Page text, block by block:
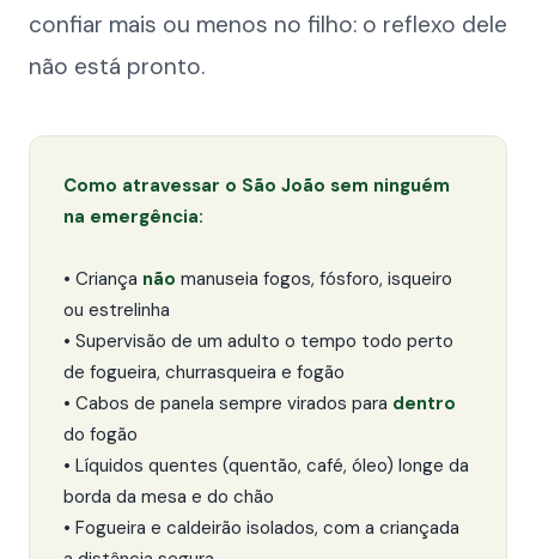
confiar mais ou menos no filho: o reflexo dele
não está pronto.
Como atravessar o São João sem ninguém
na emergência:
• Criança não manuseia fogos, fósforo, isqueiro
ou estrelinha
• Supervisão de um adulto o tempo todo perto
de fogueira, churrasqueira e fogão
• Cabos de panela sempre virados para dentro
do fogão
• Líquidos quentes (quentão, café, óleo) longe da
borda da mesa e do chão
• Fogueira e caldeirão isolados, com a criançada